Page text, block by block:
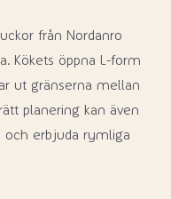
från Nordanro
Kökets öppna L-form
ut gränserna mellan
planering kan även
och erbjuda rymliga